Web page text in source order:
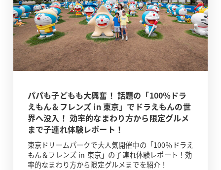
パパも子どもも大興奮！ 話題の「100％ドラ
えもん＆フレンズ in 東京」でドラえもんの世
界へ没入！ 効率的なまわり方から限定グルメ
まで子連れ体験レポート！
東京ドリームパークで大人気開催中の「100％ドラえ
もん＆フレンズ in 東京」の子連れ体験レポート！効
率的なまわり方から限定グルメまでを紹介！